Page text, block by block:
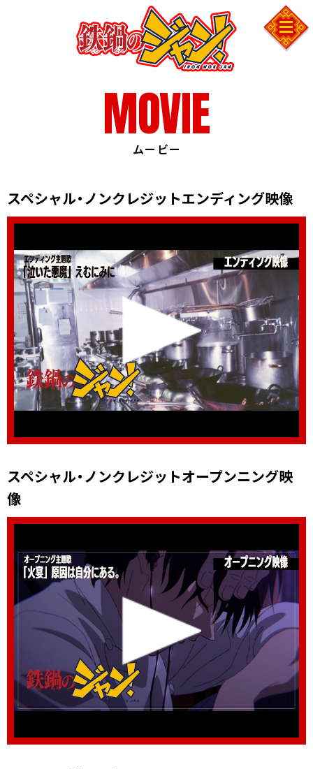
COMICS
SHARE
MOVIE
ムービー
スペシャル・ノンクレジットエンディング映像
スペシャル・ノンクレジットオープンニング映
像